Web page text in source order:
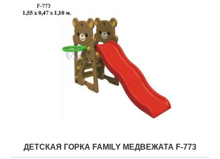
ДЕТСКАЯ ГОРКА FAMILY МЕДВЕЖАТА F-773